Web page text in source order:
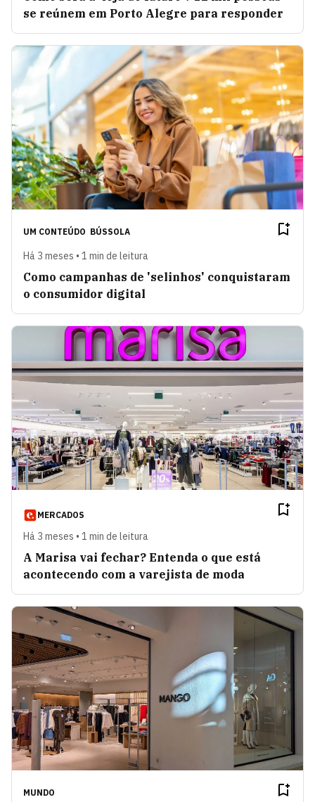
se reúnem em Porto Alegre para responder
UM CONTEÚDO BÚSSOLA
Há 3 meses • 1 min de leitura
Como campanhas de 'selinhos' conquistaram
o consumidor digital
MERCADOS
Há 3 meses • 1 min de leitura
A Marisa vai fechar? Entenda o que está
acontecendo com a varejista de moda
MUNDO